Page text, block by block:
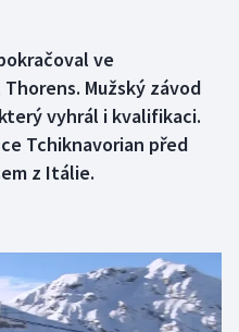
ve
Mužský závod
vyhrál i kvalifikaci.
Tchiknavorian před
z Itálie.